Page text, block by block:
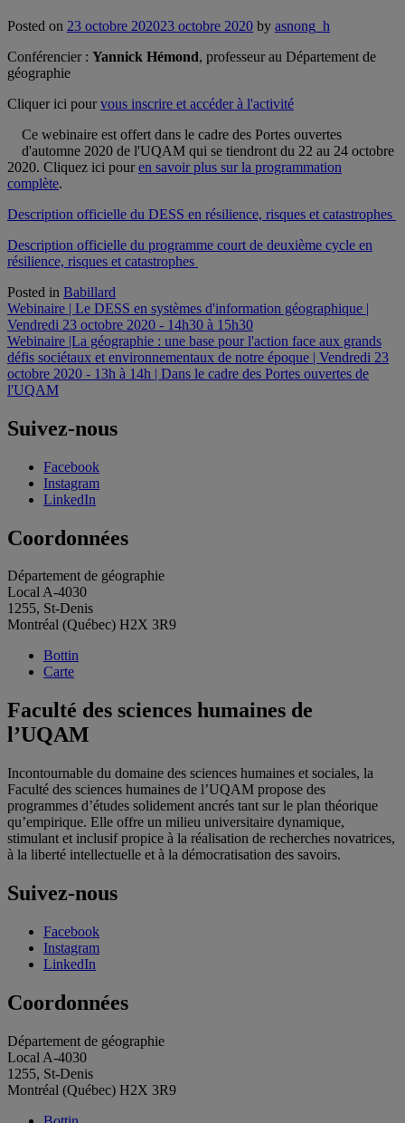
Posted on 23 octobre 202023 octobre 2020 by asnong_h
Conférencier : Yannick Hémond, professeur au Département de
géographie
Cliquer ici pourvous inscrire et accéder à l'activité
Ce webinaire est offert dans le cadre des Portes ouvertes
d'automne 2020 de l'UQAM qui se tiendront du 22 au 24 octobre
2020. Cliquez ici pouren savoir plus sur la programmation
complète.
Description officielle du DESS en résilience, risques et catastrophes
Description officielle du programme court de deuxième cycle en
résilience, risques et catastrophes
Posted in Babillard
Navigation
de
l'article
Webinaire | Le DESS en systèmes d'information géographique |
Vendredi 23 octobre 2020 - 14h30 à 15h30
Webinaire |La géographie : une base pour l'action face aux grands
défis sociétaux et environnementaux de notre époque | Vendredi 23
octobre 2020 - 13h à 14h | Dans le cadre des Portes ouvertes de
l'UQAM
Suivez-nous
Facebook
Instagram
LinkedIn
Coordonnées
Département de géographie
Local A-4030
1255, St-Denis
Montréal (Québec) H2X 3R9
Bottin
Carte
Faculté des sciences humaines de
l’UQAM
Incontournable du domaine des sciences humaines et sociales, la
Faculté des sciences humaines de l’UQAM propose des
programmes d’études solidement ancrés tant sur le plan théorique
qu’empirique. Elle offre un milieu universitaire dynamique,
stimulant et inclusif propice à la réalisation de recherches novatrices,
à la liberté intellectuelle et à la démocratisation des savoirs.
Suivez-nous
Facebook
Instagram
LinkedIn
Coordonnées
Département de géographie
Local A-4030
1255, St-Denis
Montréal (Québec) H2X 3R9